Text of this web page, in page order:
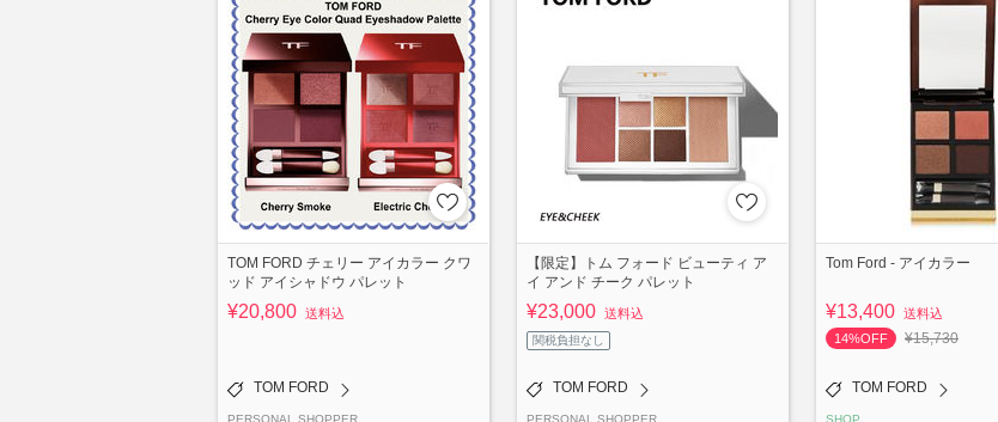
TOM FORD チェリー アイカラー クワ
ッド アイシャドウ パレット
¥20,800 送料込
TOM FORD
PERSONAL SHOPPER
【限定】トム フォード ビューティ ア
イ アンド チーク パレット
¥23,000 送料込
関税負担なし
TOM FORD
PERSONAL SHOPPER
Tom Ford - アイカラー
¥13,400 送料込
14%OFF
¥15,730
TOM FORD
SHOP